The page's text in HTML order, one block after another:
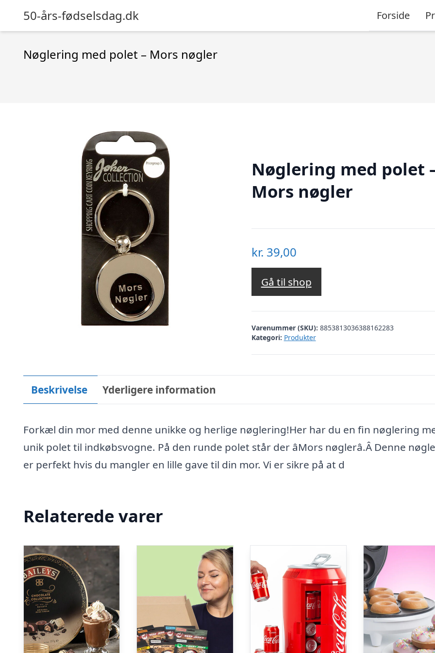
50-års-fødselsdag.dk Forside
Nøglering med polet – Mors nøgler
Nøglering med polet
Mors nøgler
kr. 39,00
Gå til shop
Varenummer (SKU): 8853813036388162283
Kategori: Produkter
Beskrivelse Yderligere information
Forkæl din mor med denne unikke og herlige nøglering!Her har du en fin nøglering
unik polet til indkøbsvogne. På den runde polet står der âMors nøglerâ.Â Denne
er perfekt hvis du mangler en lille gave til din mor. Vi er sikre på at d
Relaterede varer